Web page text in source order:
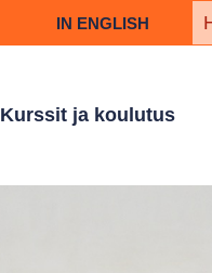
IN ENGLISH
Kurssit ja koulutus